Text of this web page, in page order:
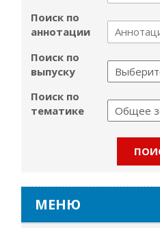
Поиск по
аннотации
Поиск по
выпуску
Поиск по
тематике
МЕНЮ